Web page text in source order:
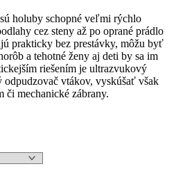
holuby schopné veľmi rýchlo
cez steny až po oprané prádlo
prakticky bez prestávky, môžu byť
a tehotné ženy aj deti by sa im
riešením je ultrazvukový
vtákov, vyskúšať však
či mechanické zábrany.